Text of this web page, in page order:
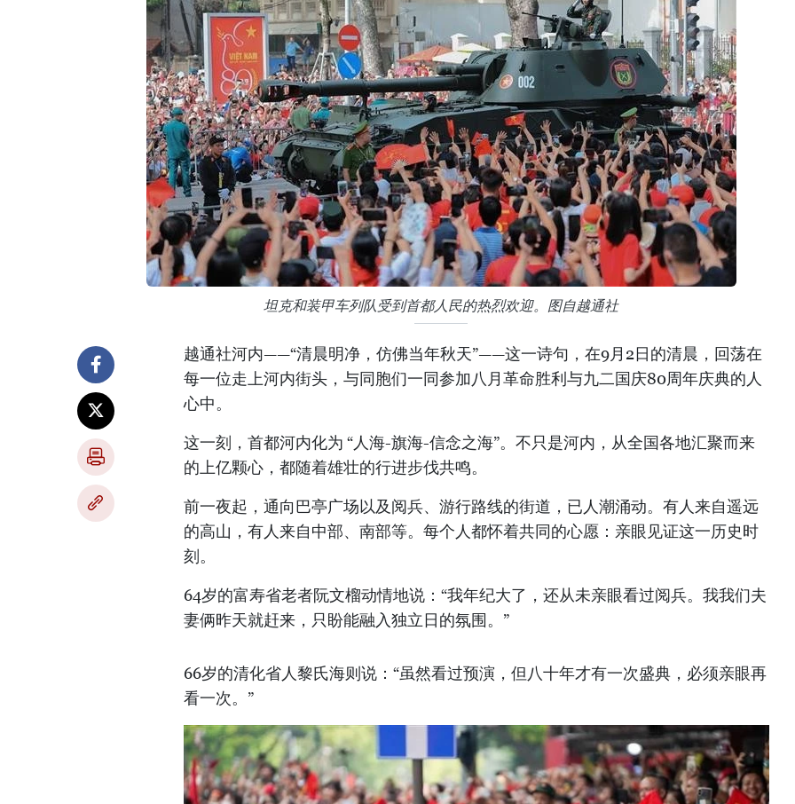
坦克和装甲车列队受到首都人民的热烈欢迎。图自越通社
越通社河内——“清晨明净，仿佛当年秋天”——这一诗句，在9月2日的清晨，回荡在
每一位走上河内街头，与同胞们一同参加八月革命胜利与九二国庆80周年庆典的人
心中。
这一刻，首都河内化为 “人海-旗海-信念之海”。不只是河内，从全国各地汇聚而来
的上亿颗心，都随着雄壮的行进步伐共鸣。
前一夜起，通向巴亭广场以及阅兵、游行路线的街道，已人潮涌动。有人来自遥远
的高山，有人来自中部、南部等。每个人都怀着共同的心愿：亲眼见证这一历史时
刻。
64岁的富寿省老者阮文榴动情地说：“我年纪大了，还从未亲眼看过阅兵。我我们夫
妻俩昨天就赶来，只盼能融入独立日的氛围。”
66岁的清化省人黎氏海则说：“虽然看过预演，但八十年才有一次盛典，必须亲眼再
看一次。”